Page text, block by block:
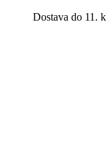
Dostava do 11.